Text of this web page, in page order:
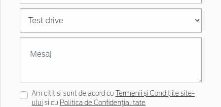
Am citit si sunt de acord cu
Termenii și Condițiile site-
ului si cu Politica de Confidențialitate